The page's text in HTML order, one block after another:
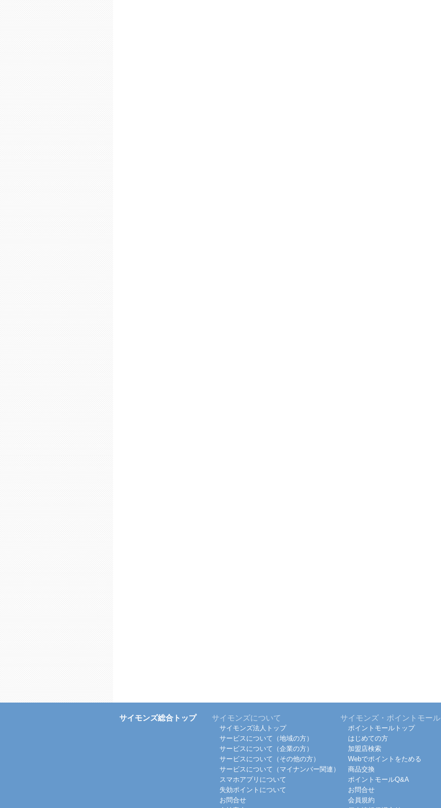
サイモンズ総合トップ サイモンズについて
サイモンズ法人トップ
サービスについて（地域の方）
サービスについて（企業の方）
サービスについて（その他の方）
サービスについて（マイナンバー関連）
スマホアプリについて
失効ポイントについて
お問合せ
サイモンズ・ポイントモール
ポイントモールトップ
はじめての方
加盟店検索
Webでポイントをためる
商品交換
ポイントモールQ&A
お問合せ
会員規約